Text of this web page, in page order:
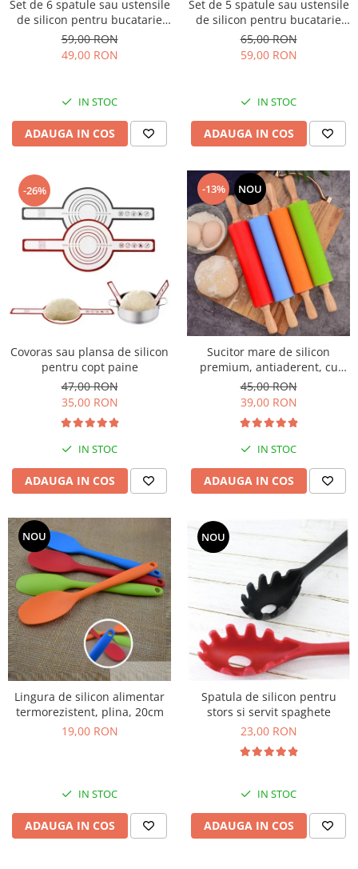
Set de 6 spatule sau ustensile
de silicon pentru bucatarie
rezistente la caldura
59,00 RON
49,00 RON
IN STOC
ADAUGA IN COS
Set de 5 spatule sau ustensile
de silicon pentru bucatarie
rezistente la caldura
65,00 RON
59,00 RON
IN STOC
ADAUGA IN COS
-26%
Covoras sau plansa de silicon
pentru copt paine
47,00 RON
35,00 RON
IN STOC
ADAUGA IN COS
-13% NOU
Sucitor mare de silicon
premium, antiaderent, cu
manere de lemn, 43cm
45,00 RON
39,00 RON
IN STOC
ADAUGA IN COS
NOU
Lingura de silicon alimentar
termorezistent, plina, 20cm
19,00 RON
IN STOC
ADAUGA IN COS
NOU
Spatula de silicon pentru
stors si servit spaghete
23,00 RON
IN STOC
ADAUGA IN COS